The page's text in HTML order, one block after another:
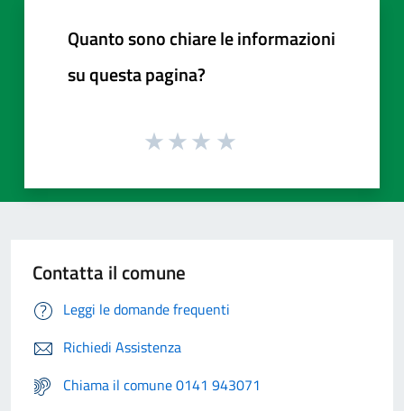
Quanto sono chiare le informazioni
su questa pagina?
Contatta il comune
Leggi le domande frequenti
Richiedi Assistenza
Chiama il comune 0141 943071